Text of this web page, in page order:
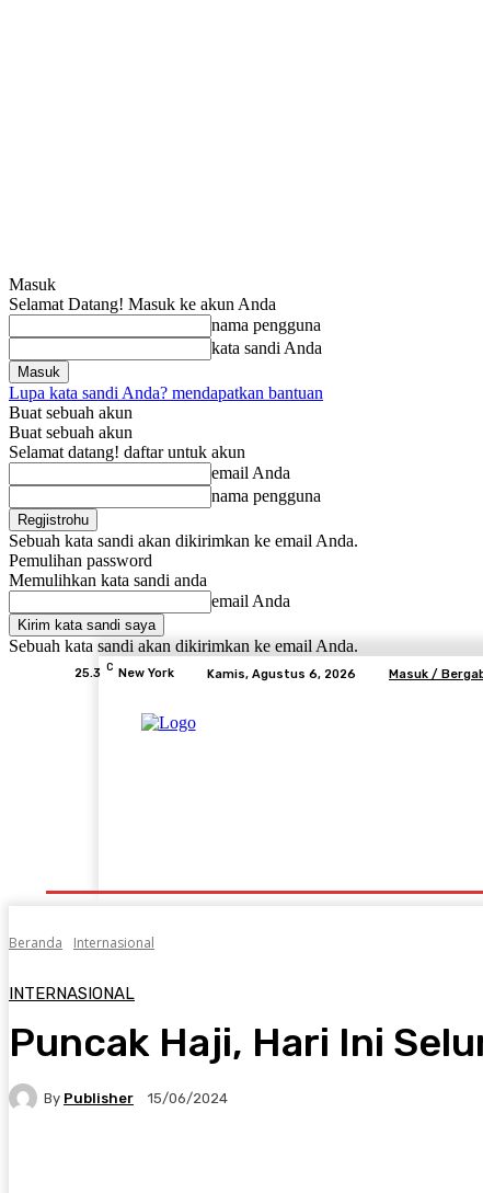
Masuk
Selamat Datang! Masuk ke akun Anda
nama pengguna
kata sandi Anda
Lupa kata sandi Anda? mendapatkan bantuan
Buat sebuah akun
Buat sebuah akun
Selamat datang! daftar untuk akun
email Anda
nama pengguna
Sebuah kata sandi akan dikirimkan ke email Anda.
Pemulihan password
Memulihkan kata sandi anda
email Anda
Sebuah kata sandi akan dikirimkan ke email Anda.
25.3 C New York Kamis, Agustus 6, 2026 Masuk /
Beranda Internasional
INTERNASIONAL
Puncak Haji, Hari Ini
By Publisher 15/06/2024